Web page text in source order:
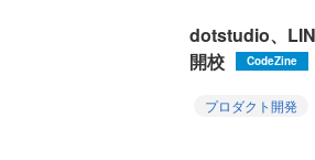
dotstudio、
開校
CodeZine
プロダクト開発